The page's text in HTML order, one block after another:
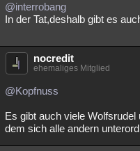
@interrobang
In der Tat,deshalb gibt es
nocredit
ehemaliges Mitglied
@Kopfnuss
Es gibt auch viele
dem sich alle andern